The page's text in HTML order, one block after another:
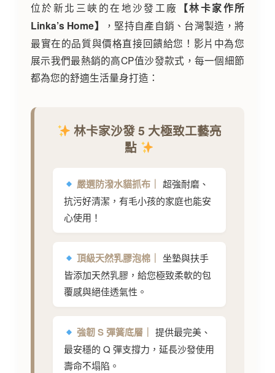
位於新北三峽的在地沙發工廠
【林卡家作所
Linka’s Home】
，堅持自產自銷、台灣製造，將
最實在的品質與價格直接回饋給您！影片中為您
展示我們最熱銷的高CP值沙發款式，每一個細節
都為您的舒適生活量身打造：
林卡家沙發 5 大極致工藝亮
點
嚴選防潑水貓抓布｜ 超強耐磨、
抗污好清潔，有毛小孩的家庭也能安
心使用！
頂級天然乳膠泡棉｜ 坐墊與扶手
皆添加天然乳膠，給您極致柔軟的包
覆感與絕佳透氣性。
強韌 S 彈簧底層｜ 提供最完美、
最安穩的 Q 彈支撐力，延長沙發使用
壽命不塌陷。